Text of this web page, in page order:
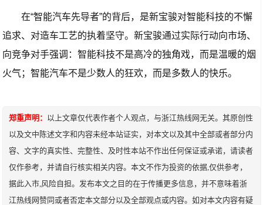
在“智能汽车先导者”的背后，是新宝骏对智能科技的不懈
追求、对造车工艺的执着坚守。新宝骏通过实际行动向市场、
向竞争对手强调：智能科技不是高冷的独角戏，而是温暖的烟
火气；智能汽车不是少数人的狂欢，而是多数人的快乐。
郑重声明：
以上文章仅代表作者个人观点，与浙江热线网无关。其原创性
以及文中陈述文字和内容未经本站证实，对本文以及其中全部或者部分内
容、文字的真实性、完整性、及时性本站不作出任何保证或承诺，请读者
仅作参考，并请自行核实相关内容。本文不作为投资的依据,仅供参考，
据此入市,风险自担。发布本文之目的在于传播更多信息，并不意味着浙
江热线网赞同或者否定本文部分以及全部观点或内容。如对本文内容有疑